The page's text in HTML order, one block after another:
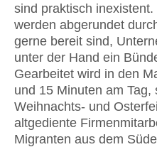
sind praktisch
werden abgerundet
gerne bereit sind,
unter der Hand ein
Gearbeitet wird in den
und 15 Minuten am
Weihnachts- und
altgediente
Migranten aus dem